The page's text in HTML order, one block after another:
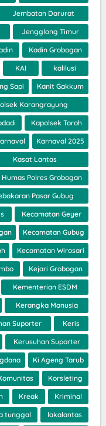
Jembatan Darurat
Jengglong Timur
Kadin Grobogan
KAI kalilusi
Sapi Kanit Gakkum
Karangrayung
Kapolsek Toroh
Karnaval 2025
Kasat Lantas
Humas Polres Grobogan
Pasar Gubug
Kecamatan Geyer
Kecamatan Gubug
Kecamatan Wirosari
Kejari Grobogan
Kementerian ESDM
Kerangka Manusia
Suporter Keris
Kerusuhan Suporter
Ki Ageng Tarub
Korsleting
Kreak Kriminal
tunggal lakalantas